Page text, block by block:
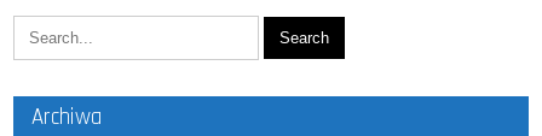
Archiwa